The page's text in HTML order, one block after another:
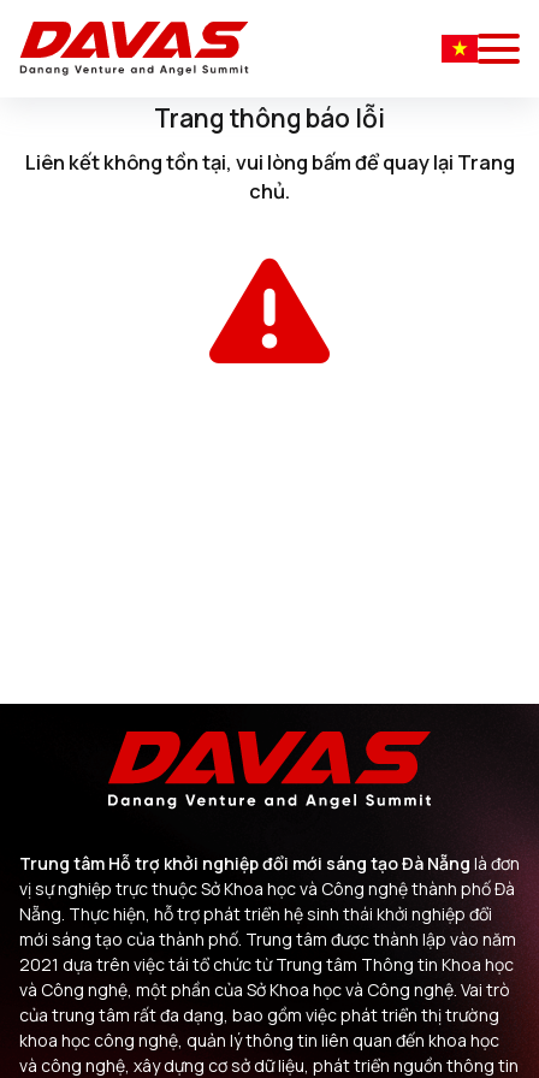
Trang thông báo lỗi
Liên kết không tồn tại, vui lòng bấmđể quay lại Trang
chủ.
Trung tâm Hỗ trợ khởi nghiệp đổi mới sáng tạo Đà Nẵng là đơn
vị sự nghiệp trực thuộc Sở Khoa học và Công nghệ thành phố Đà
Nẵng. Thực hiện, hỗ trợ phát triển hệ sinh thái khởi nghiệp đổi
mới sáng tạo của thành phố. Trung tâm được thành lập vào năm
2021 dựa trên việc tái tổ chức từ Trung tâm Thông tin Khoa học
và Công nghệ, một phần của Sở Khoa học và Công nghệ. Vai trò
của trung tâm rất đa dạng, bao gồm việc phát triển thị trường
khoa học công nghệ, quản lý thông tin liên quan đến khoa học
và công nghệ, xây dựng cơ sở dữ liệu, phát triển nguồn thông tin